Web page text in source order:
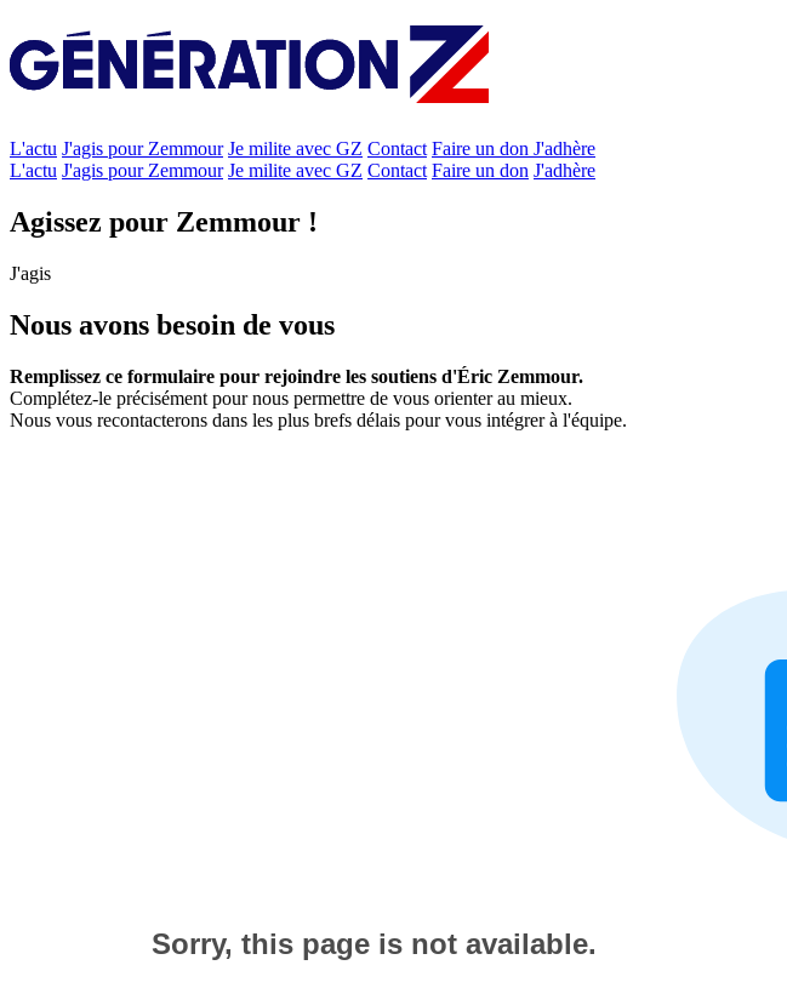
L'actu J'agis pour Zemmour Je milite avec GZ Contact Faire un don J'adhère
L'actu J'agis pour Zemmour Je milite avec GZ Contact Faire un don J'adhère
Agissez pour Zemmour !
J'agis
Nous avons besoin de vous
Remplissez ce formulaire pour rejoindre les soutiens d'Éric Zemmour.
Complétez-le précisément pour nous permettre de vous orienter au mieux.
Nous vous recontacterons dans les plus brefs délais pour vous intégrer à l'équipe.